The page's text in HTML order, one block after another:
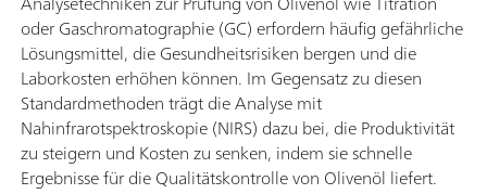
oder Gaschromatographie (GC) erfordern häufig gefährliche
Lösungsmittel, die Gesundheitsrisiken bergen und die
Laborkosten erhöhen können. Im Gegensatz zu diesen
Standardmethoden trägt die Analyse mit
Nahinfrarotspektroskopie (NIRS) dazu bei, die Produktivität
zu steigern und Kosten zu senken, indem sie schnelle
Ergebnisse für die Qualitätskontrolle von Olivenöl liefert.